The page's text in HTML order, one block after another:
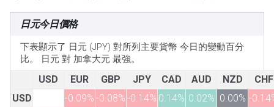
日元今日價格
下表顯示了 日元 (JPY) 對所列主要貨幣 今日的變動百分
比。 日元 對 加拿大元 最強。
USD EUR GBP JPY CAD AUD NZD
CHF
USD
-0.09% -0.08% -0.14% 0.14% 0.02% 0.00% -